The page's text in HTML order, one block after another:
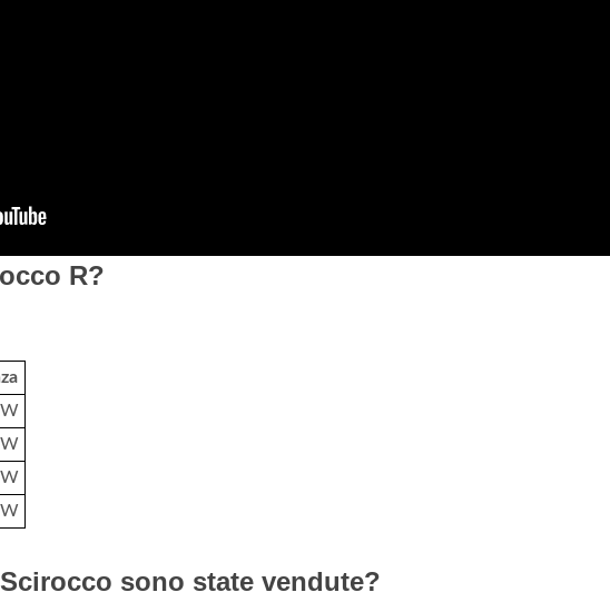
R?
sono state vendute?